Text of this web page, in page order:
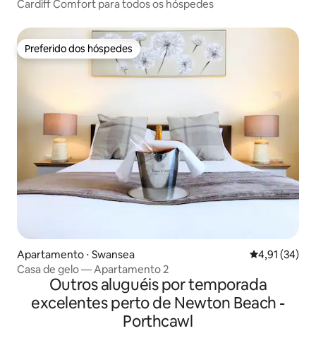
Cardiff Comfort para todos os hóspedes
Preferido dos hóspedes
Preferido dos hóspedes
Apartamento ⋅ Swansea 4,91 de uma
4,91 (34)
Casa de gelo — Apartamento 2
Outros aluguéis por temporada
excelentes perto de Newton Beach -
Porthcawl